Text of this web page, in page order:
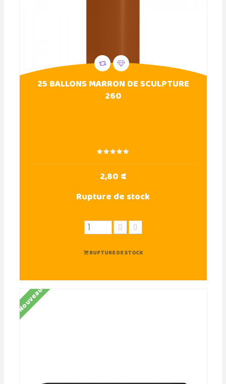
25 BALLONS MARRON DE SCULPTURE
260
2,80 €
Rupture de stock
RUPTURE DE STOCK
Nouveau